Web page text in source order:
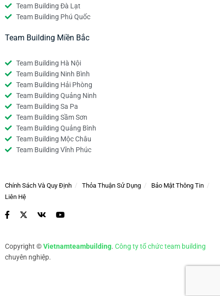
Team Building Đà Lạt
Team Building Phú Quốc
Team Building Miền Bắc
Team Building Hà Nội
Team Building Ninh Bình
Team Building Hải Phòng
Team Building Quảng Ninh
Team Building Sa Pa
Team Building Sầm Sơn
Team Building Quảng Bình
Team Building Mộc Châu
Team Building Vĩnh Phúc
Chính Sách Và Quy Định Thỏa Thuận Sử Dụng
Bảo Mật Thông Tin
Liên Hệ
Copyright ©Vietnamteambuilding. Công ty tổ chức team building
chuyên nghiệp.